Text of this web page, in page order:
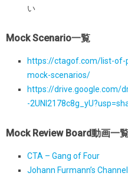
い
Mock Scenario一覧
https://ctagof.com/list-of-
mock-scenarios/
https://drive.google.com/
-
Mock Review Board動画一
CTA – Gang of Four
Johann Furmann’s Channel